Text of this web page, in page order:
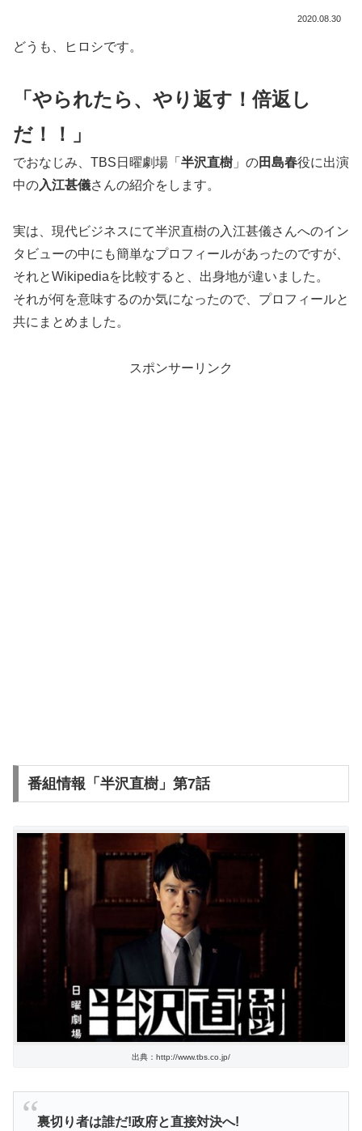
2020.08.30
どうも、ヒロシです。
「やられたら、やり返す！倍返し
だ！！」
でおなじみ、TBS日曜劇場「 半沢直樹 」の田島春役に出演
中の入江甚儀さんの紹介をします。
実は、現代ビジネスにて半沢直樹の入江甚儀さんへのイン
タビューの中にも簡単なプロフィールがあったのですが、
それとWikipediaを比較すると、出身地が違いました。
それが何を意味するのか気になったので、プロフィールと
共にまとめました。
スポンサーリンク
番組情報「半沢直樹」第7話
出典：http://www.tbs.co.jp/
裏切り者は誰だ!政府と直接対決へ!